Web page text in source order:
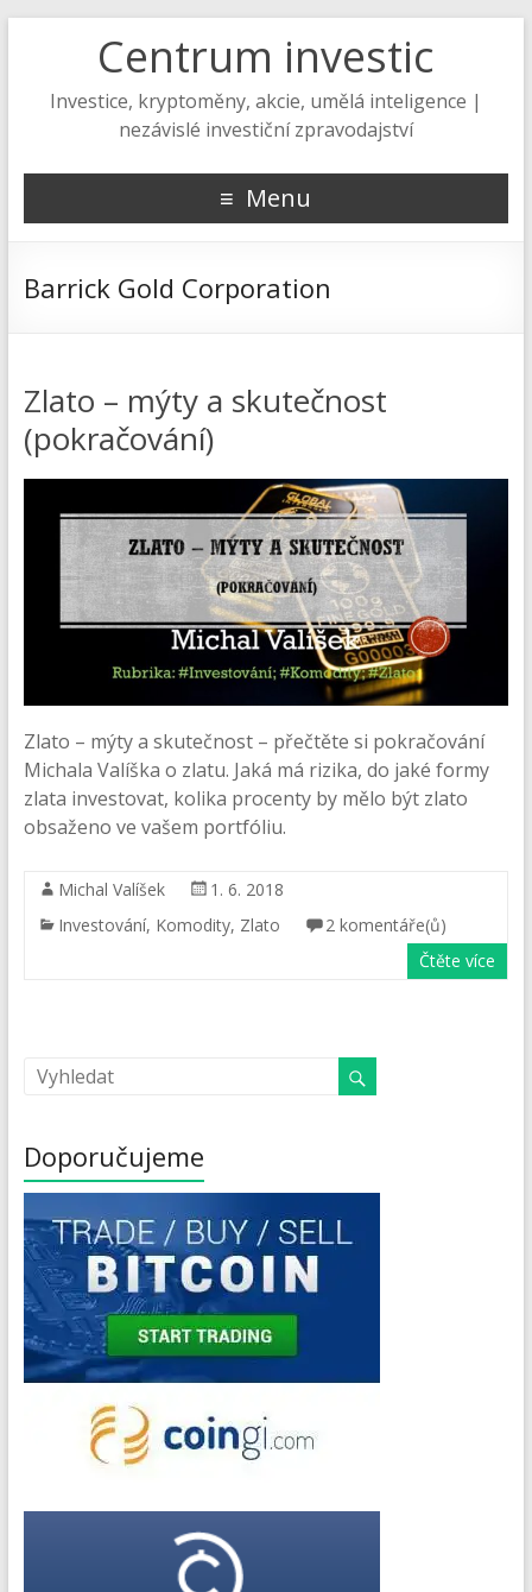
Centrum investic
Investice, kryptoměny, akcie, umělá inteligence |
nezávislé investiční zpravodajství
Menu
Barrick Gold Corporation
Zlato – mýty a skutečnost
(pokračování)
Zlato – mýty a skutečnost – přečtěte si pokračování
Michala Valíška o zlatu. Jaká má rizika, do jaké formy
zlata investovat, kolika procenty by mělo být zlato
obsaženo ve vašem portfóliu.
Michal Valíšek
1. 6. 2018
Investování, Komodity, Zlato
2 komentáře(ů)
Čtěte více
Doporučujeme